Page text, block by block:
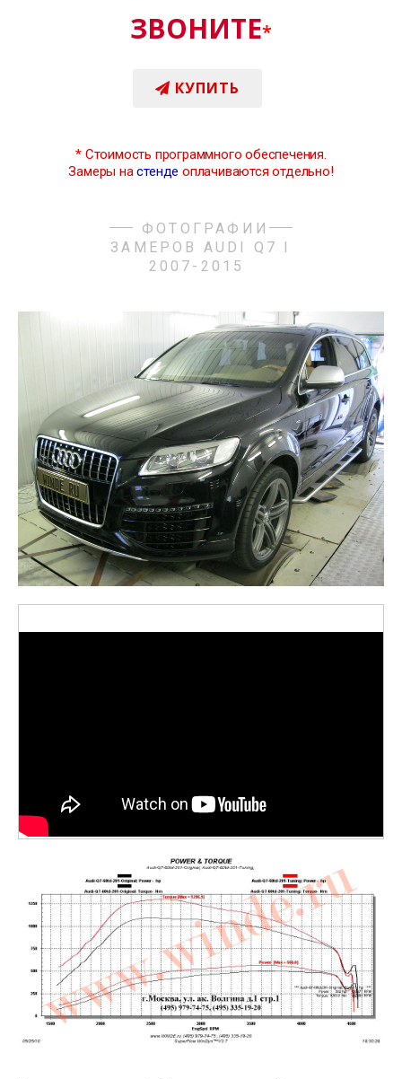
ЗВОНИТЕ*
КУПИТЬ
* Стоимость программного обеспечения.
Замеры настенде оплачиваются отдельно!
ФОТОГРАФИИ
ЗАМЕРОВ AUDI Q7 I
2007-2015